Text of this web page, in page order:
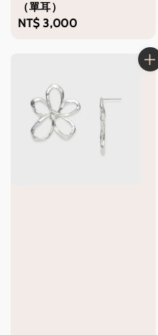
（單耳）
Regular
NT$ 3,000